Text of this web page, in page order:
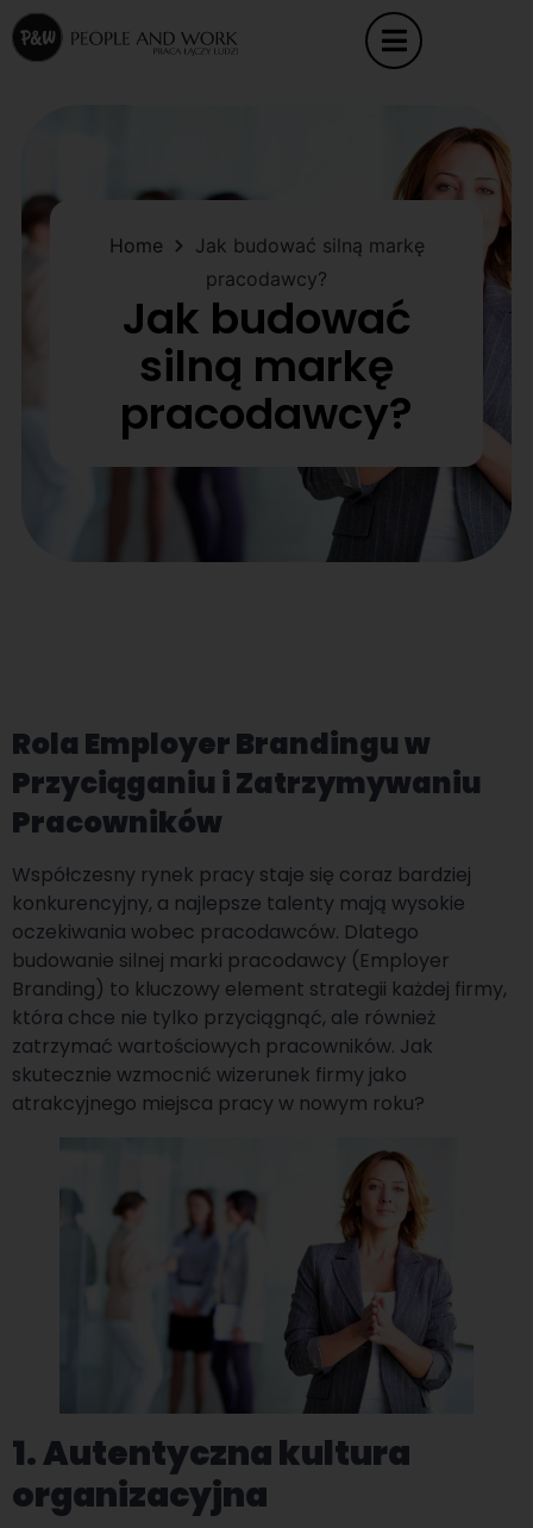
Home
Jak budować silną markę
pracodawcy?
Jak budować
silną markę
pracodawcy?
Rola Employer Brandingu w
Przyciąganiu i Zatrzymywaniu
Pracowników
Współczesny rynek pracy staje się coraz bardziej
konkurencyjny, a najlepsze talenty mają wysokie
oczekiwania wobec pracodawców. Dlatego
budowanie silnej marki pracodawcy (Employer
Branding) to kluczowy element strategii każdej firmy,
która chce nie tylko przyciągnąć, ale również
zatrzymać wartościowych pracowników. Jak
skutecznie wzmocnić wizerunek firmy jako
atrakcyjnego miejsca pracy w nowym roku?
1. Autentyczna kultura
organizacyjna